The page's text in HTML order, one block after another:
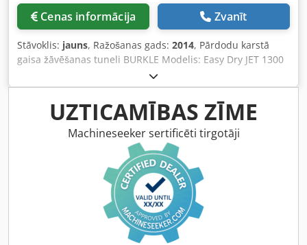
Cenas informācija Zvanīt
Stāvoklis: jauns, Ražošanas gads: 2014, Pārdodu karstā
gaisa žāvēšanas tuneli BURKLE Modelis: Easy Dry JET 1300
Filtrs: TRDUE / 700 m3/st. Ventilators: 7,5 kW / 6800 m3/st. /
35 m/s Darba platums: 1400 mm Kopējais garums: 6,00 m
Elektriskais pieslēgums: 36,5 kW Karstā gaisa sistēma: 12
pūšanas vienības Siltumnesējs: ūdens līdz 80°C Maks.
sildīšanas jauda: 45 kW Maks. sildvirsmas temperatūra:
120°C Dcedpfxor Arrws Acdek Siemens Simatic Touch
vadības panelis Izgatavošanas gads: 2014. Iekārta jauna,
nekad nav lietota! Pieejama nekavējoties.
UZTICAMĪBAS ZĪME
Machineseeker sertificēti tirgotāji